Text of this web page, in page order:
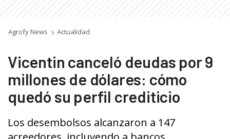
Agrofy News Actualidad
Vicentin canceló deudas por 9
millones de dólares: cómo
quedó su perfil crediticio
Los desembolsos alcanzaron a 147